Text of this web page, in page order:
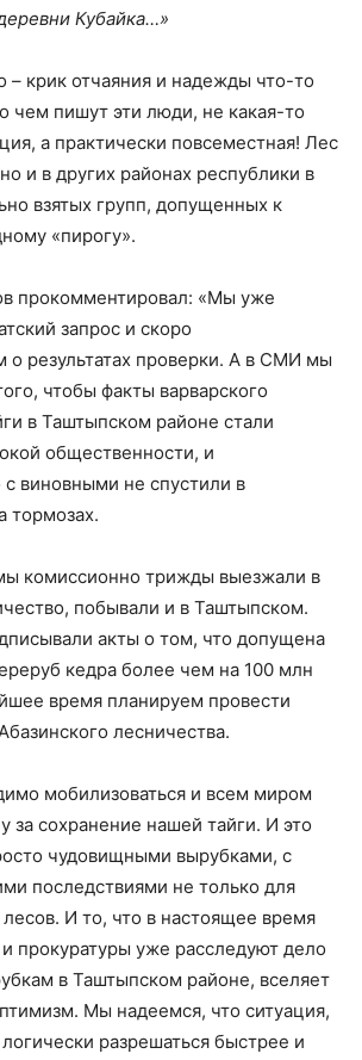
Кубайка…»
– крик отчаяния и надежды что-то
чем пишут эти люди, не какая-то
а практически повсеместная! Лес
и в других районах республики в
взятых групп, допущенных к
«пирогу».
прокомментировал: «Мы уже
запрос и скоро
о результатах проверки. А в СМИ мы
чтобы факты варварского
в Таштыпском районе стали
общественности, и
с виновными не спустили в
тормозах.
комиссионно трижды выезжали в
побывали и в Таштыпском.
акты о том, что допущена
кедра более чем на 100 млн
время планируем провести
лесничества.
мобилизоваться и всем миром
за сохранение нашей тайги. И это
чудовищными вырубками, с
последствиями не только для
лесов. И то, что в настоящее время
прокуратуры уже расследуют дело
в Таштыпском районе, вселяет
Мы надеемся, что ситуация,
разрешаться быстрее и